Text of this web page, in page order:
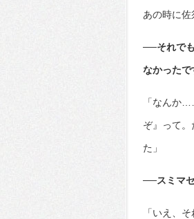
あの時に佐
──それで
なかったで
「なんか
ぞ』って
た」
──スミマ
「いえ、